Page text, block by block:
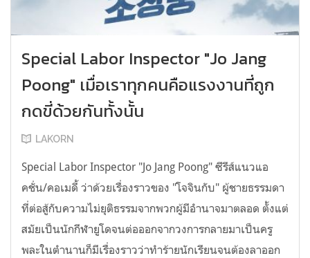
Special Labor Inspector "Jo Jang
Poong" เมื่อเราทุกคนคือแรงงานที่ถูก
กดขี่ด้วยกันทั้งนั้น
LAKORN
Special Labor Inspector "Jo Jang Poong" ซีรีส์แนวแอ
คชั่น/คอเมดี้ ว่าด้วยเรื่องราวของ "โจจินกับ" ผู้ชายธรรมดา
ที่ต่อสู้กับความไม่ยุติธรรมจากพวกผู้มีอำนาจมาตลอด ตั้งแต่
สมัยเป็นนักกีฬายูโดจนต่อออกจากวงการกลายมาเป็นครู
พละในตำนานก็มีเรื่องราวว่าทำร้ายนักเรียนจนต้องลาออก